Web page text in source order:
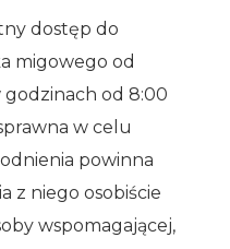
dostęp do
migowego od
od 8:00
w celu
powinna
z niego osobiście
wspomagającej,